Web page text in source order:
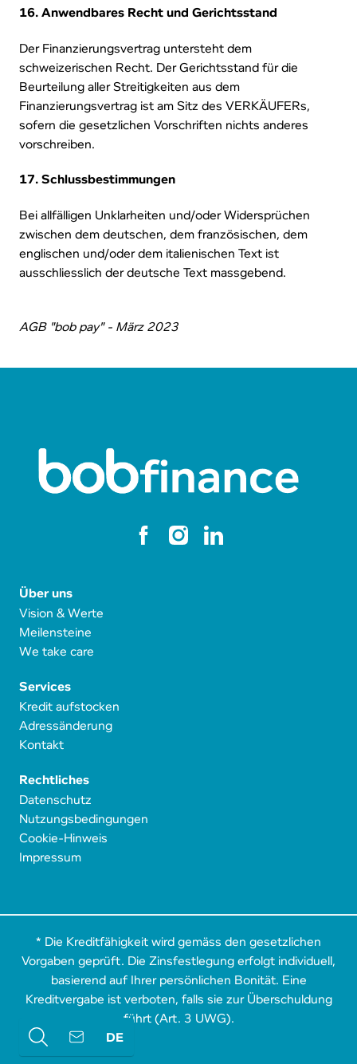
16. Anwendbares Recht und Gerichtsstand
Der Finanzierungsvertrag untersteht dem
schweizerischen Recht. Der Gerichtsstand für die
Beurteilung aller Streitigkeiten aus dem
Finanzierungsvertrag ist am Sitz des VERKÄUFERs,
sofern die gesetzlichen Vorschriften nichts anderes
vorschreiben.
17. Schlussbestimmungen
Bei allfälligen Unklarheiten und/oder Widersprüchen
zwischen dem deutschen, dem französischen, dem
englischen und/oder dem italienischen Text ist
ausschliesslich der deutsche Text massgebend.
AGB "bob pay" - März 2023
Über uns
Vision & Werte
Meilensteine
We take care
Services
Kredit aufstocken
Adressänderung
Kontakt
Rechtliches
Datenschutz
Nutzungsbedingungen
Cookie-Hinweis
Impressum
* Die Kreditfähigkeit wird gemäss den gesetzlichen
Vorgaben geprüft. Die Zinsfestlegung erfolgt individuell,
basierend auf Ihrer persönlichen Bonität. Eine
Kreditvergabe ist verboten, falls sie zur Überschuldung
führt (Art. 3 UWG).